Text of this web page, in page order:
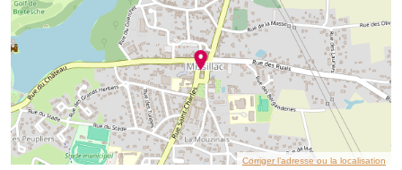
Corriger l’adresse ou la localisation